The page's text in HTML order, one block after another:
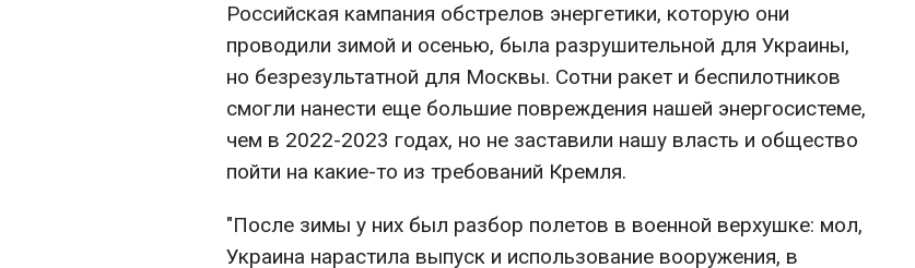
Российская кампания обстрелов энергетики, которую они
проводили зимой и осенью, была разрушительной для Украины,
но безрезультатной для Москвы. Сотни ракет и беспилотников
смогли нанести еще большие повреждения нашей энергосистеме,
чем в 2022-2023 годах, но не заставили нашу власть и общество
пойти на какие-то из требований Кремля.
"После зимы у них был разбор полетов в военной верхушке: мол,
Украина нарастила выпуск и использование вооружения, в